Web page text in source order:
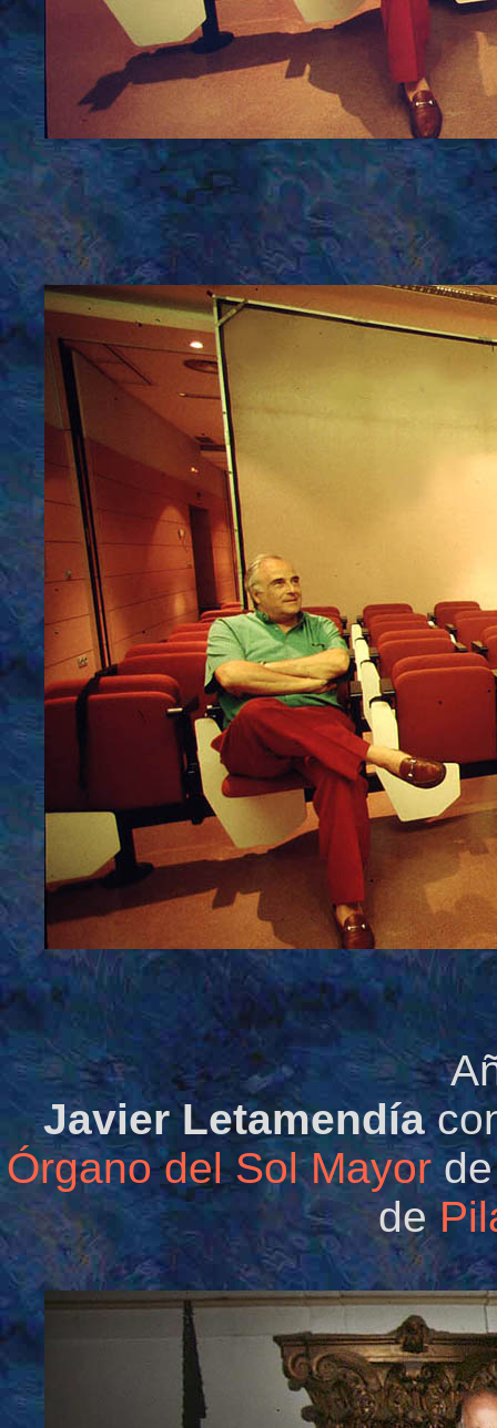
Javier Letamendía
Órgano del Sol Mayor
de